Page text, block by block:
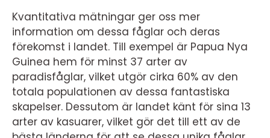
Kvantitativa mätningar ger oss mer
information om dessa fåglar och deras
förekomst i landet. Till exempel är Papua Nya
Guinea hem för minst 37 arter av
paradisfåglar, vilket utgör cirka 60% av den
totala populationen av dessa fantastiska
skapelser. Dessutom är landet känt för sina 13
arter av kasuarer, vilket gör det till ett av de